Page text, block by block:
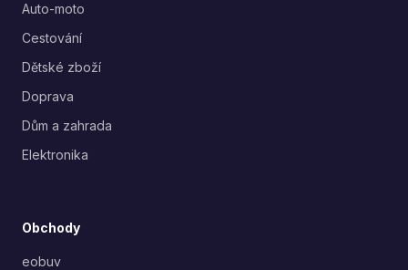
Auto-moto
Cestování
Dětské zboží
Doprava
Dům a zahrada
Elektronika
Obchody
eobuv